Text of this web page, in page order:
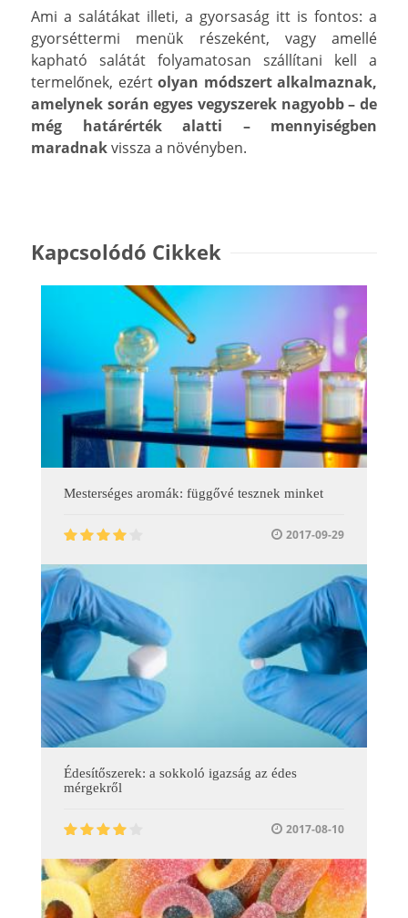
Ami a salátákat illeti, a gyorsaság itt is fontos: a
gyorséttermi menük részeként, vagy amellé
kapható salátát folyamatosan szállítani kell a
termelőnek, ezért olyan módszert alkalmaznak,
amelynek során egyes vegyszerek nagyobb – de
még határérték alatti – mennyiségben
maradnakvissza a növényben.
Kapcsolódó Cikkek
Mesterséges aromák: függővé tesznek minket
2017-09-29
Édesítőszerek: a sokkoló igazság az édes
mérgekről
2017-08-10